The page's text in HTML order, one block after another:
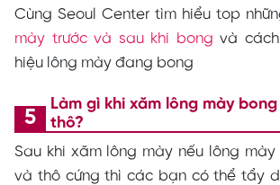
Cùng Seoul Center tìm hiểu top
mày trước và sau khi bong và
hiệu lông mày đang bong
Làm gì khi xăm lông mày
thô?
Sau khi xăm lông mày nếu lông
và thô cứng thì các bạn có thể tẩy